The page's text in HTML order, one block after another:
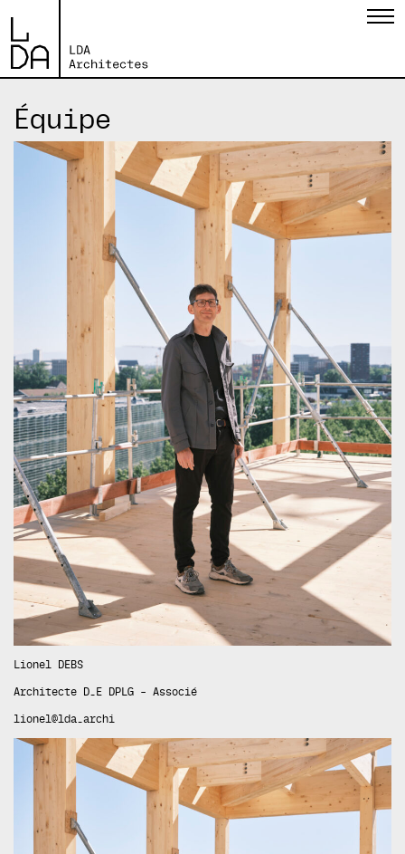
Navigation principale
Équipe
Lionel DEBS
Architecte D.E DPLG – Associé
lionel@lda.archi